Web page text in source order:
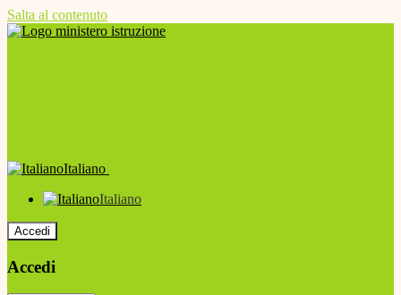
Salta al contenuto
Italiano
Italiano
Accedi
Accedi